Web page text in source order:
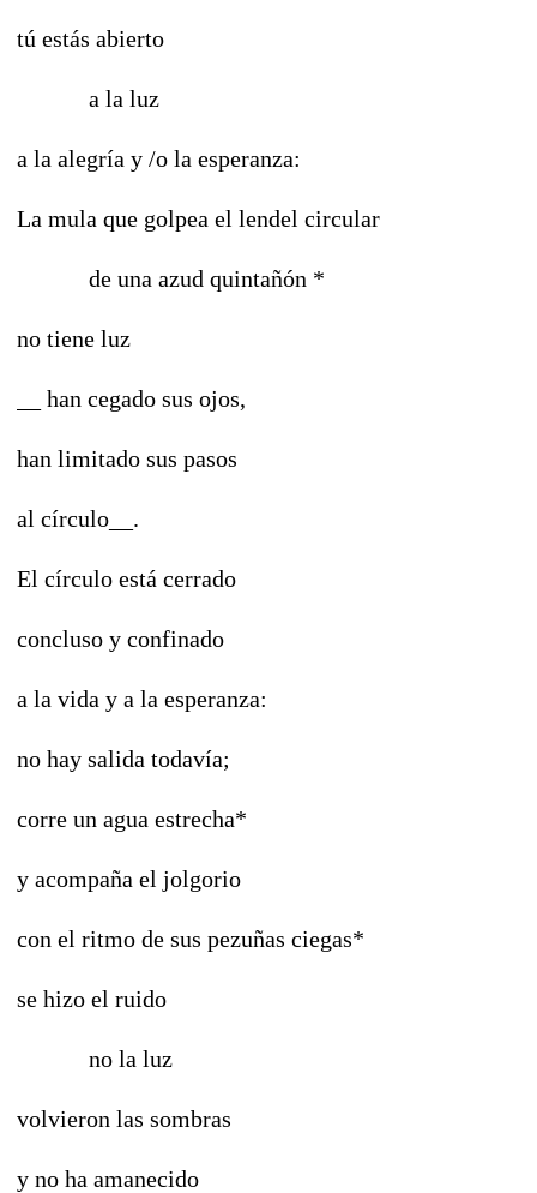
tú estás abierto
a la luz
a la alegría y /o la esperanza:
La mula que golpea el lendel circular
de una azud quintañón *
no tiene luz
__ han cegado sus ojos,
han limitado sus pasos
al círculo__.
El círculo está cerrado
concluso y confinado
a la vida y a la esperanza:
no hay salida todavía;
corre un agua estrecha*
y acompaña el jolgorio
con el ritmo de sus pezuñas ciegas*
se hizo el ruido
no la luz
volvieron las sombras
y no ha amanecido